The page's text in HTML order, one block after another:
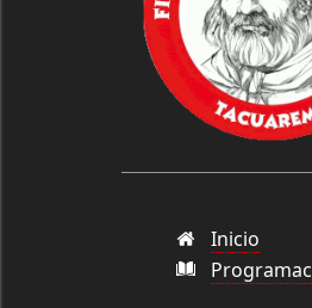
Inicio